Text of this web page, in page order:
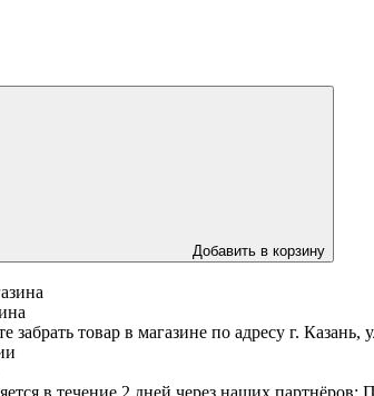
Добавить в корзину
забрать товар в магазине по адресу г.
в течение 2 дней через наших